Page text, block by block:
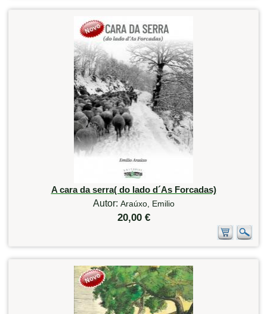
A cara da serra( do lado d´As Forcadas)
Autor: Araúxo, Emilio
20,00 €